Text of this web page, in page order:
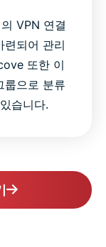
VPN 연결
련되어 관리
또한 이
룹으로 분류
습니다.